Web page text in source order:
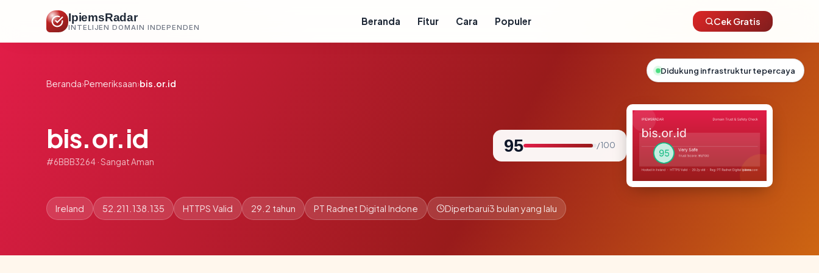
IpiemsRadar
INTELIJEN DOMAIN INDEPENDEN
Beranda Fitur Cara Populer Cek Gratis
Beranda›Pemeriksaan›bis.or.id
bis.or.id
#6BBB3264 · Sangat Aman
95 / 100
Ireland 52.211.138.135 HTTPS Valid 29.2 tahun PT Radnet Digital Indone Diperbarui3 bulan yang lalu
Didukung infrastruktur tepercaya